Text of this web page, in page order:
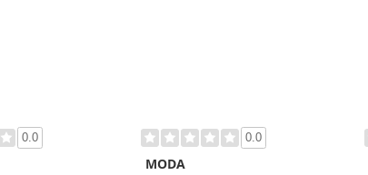
0.0 0.0
MODA